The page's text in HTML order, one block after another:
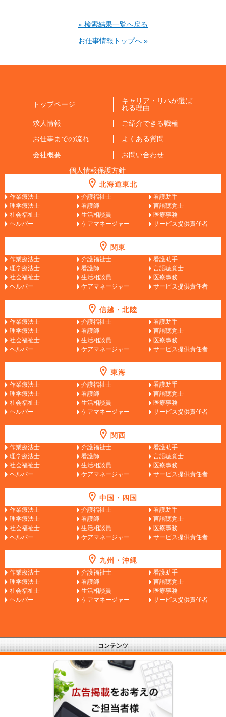
« 検索結果一覧へ戻る
お仕事情報トップへ »
トップページ
キャリア・リハが選ば
れる理由
求人情報
ご紹介できる職種
お仕事までの流れ
よくある質問
会社概要
お問い合わせ
個人情報保護方針
北海道東北
作業療法士 介護福祉士
看護助手
理学療法士
看護師
言語聴覚士
社会福祉士
生活相談員
医療事務
ヘルパー
ケアマネージャー サービス提供責任者
関東
作業療法士 介護福祉士
看護助手
理学療法士
看護師
言語聴覚士
社会福祉士
生活相談員
医療事務
ヘルパー
ケアマネージャー サービス提供責任者
信越・北陸
作業療法士 介護福祉士
看護助手
理学療法士
看護師
言語聴覚士
社会福祉士
生活相談員
医療事務
ヘルパー
ケアマネージャー サービス提供責任者
東海
作業療法士 介護福祉士
看護助手
理学療法士
看護師
言語聴覚士
社会福祉士
生活相談員
医療事務
ヘルパー
ケアマネージャー サービス提供責任者
関西
作業療法士 介護福祉士
看護助手
理学療法士
看護師
言語聴覚士
社会福祉士
生活相談員
医療事務
ヘルパー
ケアマネージャー サービス提供責任者
中国・四国
作業療法士 介護福祉士
看護助手
理学療法士
看護師
言語聴覚士
社会福祉士
生活相談員
医療事務
ヘルパー
ケアマネージャー サービス提供責任者
九州・沖縄
作業療法士 介護福祉士
看護助手
理学療法士
看護師
言語聴覚士
社会福祉士
生活相談員
医療事務
ヘルパー
ケアマネージャー サービス提供責任者
コンテンツ